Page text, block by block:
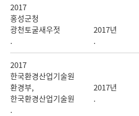
2017
홍성군청
광천토굴새우젓
2017년
.
.
2017
한국환경산업기술원
환경부,
한국환경산업기술원
2017년
.
.